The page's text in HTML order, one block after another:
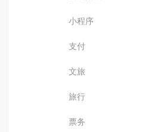
小程序
支付
文旅
旅行
票务